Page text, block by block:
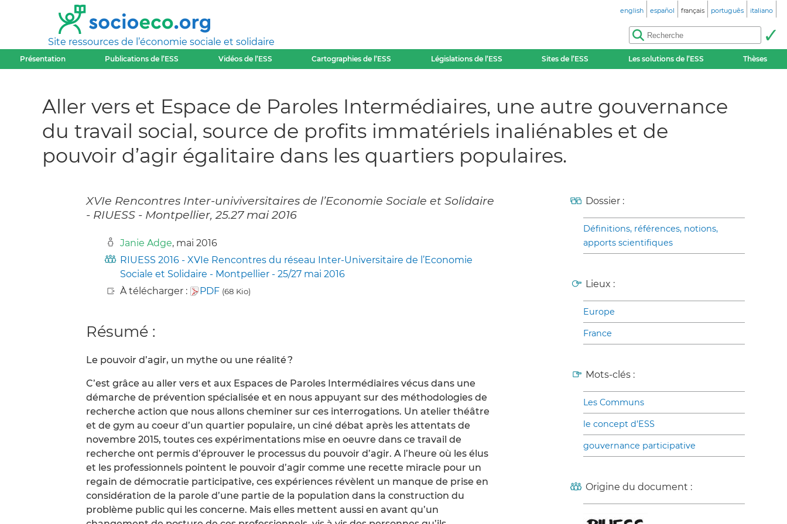
Site ressources de l’économie sociale et solidaire
english español français português italiano
Présentation Publications de l’ESS Vidéos de l’ESS Cartographies de l’ESS Législations de l’ESS Sites de l’ESS Les solutions de l’ESS Thèses
Aller vers et Espace de Paroles Intermédiaires, une autre gouvernance
du travail social, source de profits immatériels inaliénables et de
pouvoir d’agir égalitaire dans les quartiers populaires.
XVIe Rencontres Inter-univiversitaires de l’Economie Sociale et Solidaire
- RIUESS - Montpellier, 25.27 mai 2016
Janie Adge, mai 2016
RIUESS 2016 - XVIe Rencontres du réseau Inter-Universitaire de l’Economie
Sociale et Solidaire - Montpellier - 25/27 mai 2016
À télécharger :
PDF (68 Kio)
Résumé :
Le pouvoir d’agir, un mythe ou une réalité ?
C’est grâce au aller vers et aux Espaces de Paroles Intermédiaires vécus dans une
démarche de prévention spécialisée et en nous appuyant sur des méthodologies de
recherche action que nous allons cheminer sur ces interrogations. Un atelier théâtre
et de gym au coeur d’un quartier populaire, un ciné débat après les attentats de
novembre 2015, toutes ces expérimentations mise en oeuvre dans ce travail de
recherche ont permis d’éprouver le processus du pouvoir d’agir. A l’heure où les élus
et les professionnels pointent le pouvoir d’agir comme une recette miracle pour un
regain de démocratie participative, ces expériences révèlent un manque de prise en
considération de la parole d’une partie de la population dans la construction du
problème public qui les concerne. Mais elles mettent aussi en avant qu’un
Dossier :
Définitions, références, notions,
apports scientifiques
Lieux :
Europe
France
Mots-clés :
Les Communs
le concept d’ESS
gouvernance participative
Origine du document :